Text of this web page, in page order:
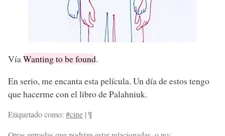
VíaWanting to be found.
En serio, me encanta esta película. Un día de estos tengo
que hacerme con el libro de Palahniuk.
Etiquetado como: #cine |¶